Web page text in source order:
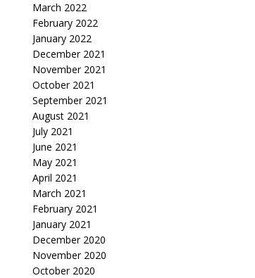
March 2022
February 2022
January 2022
December 2021
November 2021
October 2021
September 2021
August 2021
July 2021
June 2021
May 2021
April 2021
March 2021
February 2021
January 2021
December 2020
November 2020
October 2020